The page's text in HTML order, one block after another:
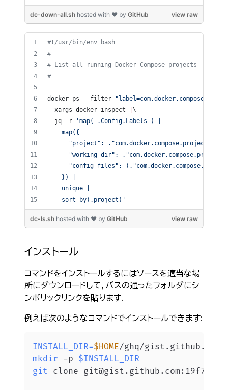
view raw
dc-down-all.sh hosted with ❤ by GitHub
#! /usr/bin/env bash
#
# List all running Docker Compose projects
#
docker ps --filter "
  xargs docker inspect
\
  jq -r
'map( .Config.Labels ) |
    map({
      "project": ."com.docker.compose.project",
"working_dir":
"config_files":
    }) |
    unique |
    sort_by(.project)
'
view raw
dc-ls.sh hosted with ❤ by GitHub
インストール
コマンドをインストールするにはソースを適当な場
所にダウンロードして, パスの通ったフォルダにシ
ンボリックリンクを貼ります.
例えば次のようなコマンドでインストールできます:
INSTALL_DIR=$HOME/ghq/gist.github.com/
mkdir -p $INSTALL_DIR
git clone